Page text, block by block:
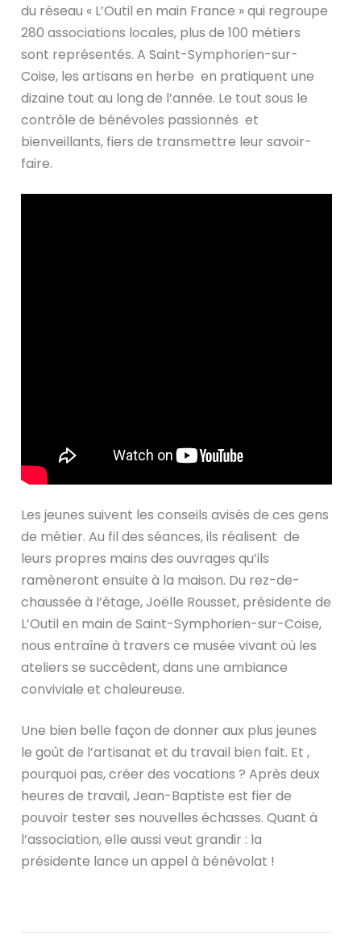
du réseau « L’Outil en main France » qui regroupe
280 associations locales, plus de 100 métiers
sont représentés. A Saint-Symphorien-sur-
Coise, les artisans en herbe en pratiquent une
dizaine tout au long de l’année. Le tout sous le
contrôle de bénévoles passionnés et
bienveillants, fiers de transmettre leur savoir-
faire.
Les jeunes suivent les conseils avisés de ces gens
de métier. Au fil des séances, ils réalisent de
leurs propres mains des ouvrages qu’ils
ramèneront ensuite à la maison. Du rez-de-
chaussée à l’étage, Joëlle Rousset, présidente de
L’Outil en main de Saint-Symphorien-sur-Coise,
nous entraîne à travers ce musée vivant où les
ateliers se succèdent, dans une ambiance
conviviale et chaleureuse.
Une bien belle façon de donner aux plus jeunes
le goût de l’artisanat et du travail bien fait. Et ,
pourquoi pas, créer des vocations ? Après deux
heures de travail, Jean-Baptiste est fier de
pouvoir tester ses nouvelles échasses. Quant à
l’association, elle aussi veut grandir : la
présidente lance un appel à bénévolat !